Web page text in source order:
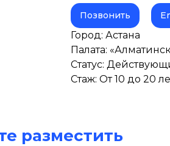
Позвонить
Город: Астана
Палата:
Статус:
Стаж: От 10 до 20
разместить